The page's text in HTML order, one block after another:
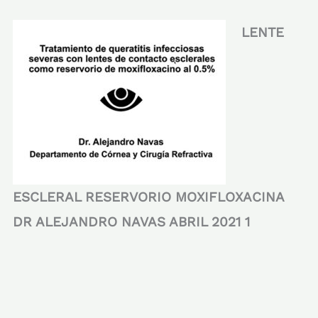
LENTE
ESCLERAL RESERVORIO MOXIFLOXACINA
DR ALEJANDRO NAVAS ABRIL 2021 1